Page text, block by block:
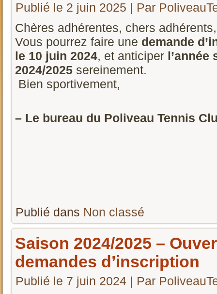
Publié le 2 juin 2025 | Par
Chères adhérentes, chers adhérents,
Vous pourrez faire une demande
le 10 juin 2024, et anticiper l’année
2024/2025 sereinement.
Bien sportivement,
– Le bureau du Poliveau Tennis
Publié dans Non classé
Saison 2024/2025 –
demandes d’inscription
Publié le 7 juin 2024 | Par